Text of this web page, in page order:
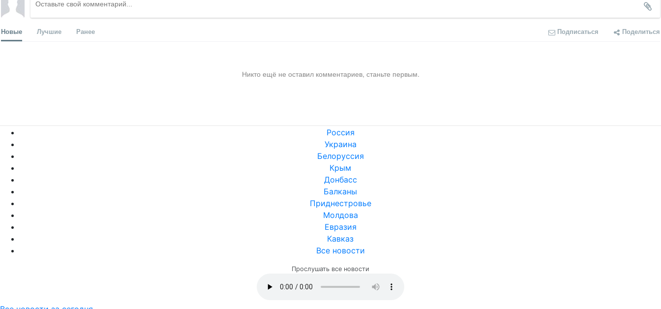
Новые Лучшие Ранее Подписаться Поделиться
Никто ещё не оставил комментариев, станьте первым.
Россия
Украина
Белоруссия
Крым
Донбасс
Балканы
Приднестровье
Молдова
Евразия
Кавказ
Все новости
Прослушать все новости